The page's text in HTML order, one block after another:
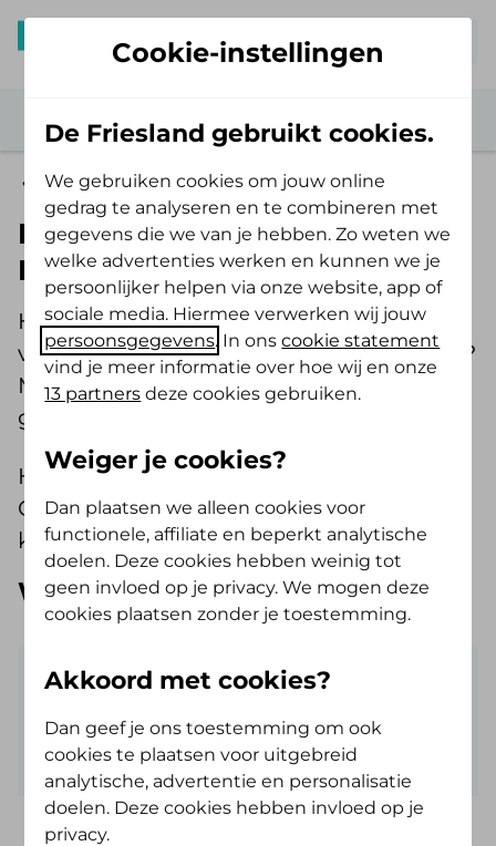
Contact
Hulp bij problemen met De
Friesland App
Heb je problemen met het installeren
van De Friesland App, of met declareren?
Met ons stappenplan los je vaak het
gemakkelijk zelf op.
Heb je vragen of problemen met DigiD?
Op dewebsite van DigiDlees je wat je
kunt doen.
Wat is je probleem met de app?
Ik heb een probleem met:
Cookie-instellingen
De Friesland gebruikt cookies.
We gebruiken cookies om jouw online
gedrag te analyseren en te combineren met
gegevens die we van je hebben. Zo weten we
welke advertenties werken en kunnen we je
persoonlijker helpen via onze website, app of
sociale media. Hiermee verwerken wij jouw
persoonsgegevens. In onscookie statement
vind je meer informatie over hoe wij en onze
13 partners deze cookies gebruiken.
Weiger je cookies?
Dan plaatsen we alleen cookies voor
functionele, affiliate en beperkt analytische
doelen. Deze cookies hebben weinig tot
geen invloed op je privacy. We mogen deze
cookies plaatsen zonder je toestemming.
Akkoord met cookies?
Dan geef je ons toestemming om ook
cookies te plaatsen voor uitgebreid
analytische, advertentie en personalisatie
doelen. Deze cookies hebben invloed op je
privacy.